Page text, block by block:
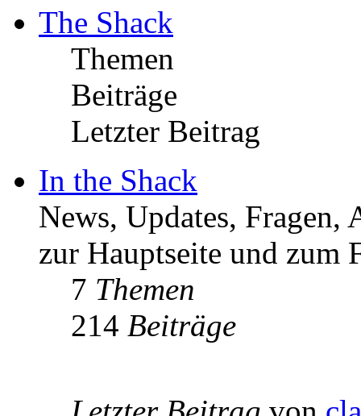
The Shack
Themen
Beiträge
Letzter Beitrag
In the Shack
News, Updates,
zur Hauptseite und zum
7 Themen
214 Beiträge